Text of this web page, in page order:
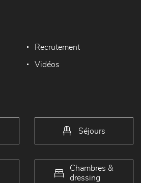
Recrutement
Vidéos
Séjours
Chambres &
dressing